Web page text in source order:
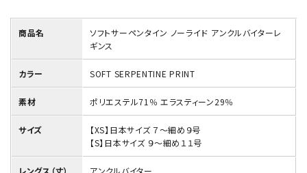
商品名
ソフトサーペンタイン ノーライド アンクルバイターレ
ギンス
カラー SOFT SERPENTINE PRINT
素材 ポリエステル71％ エラスティーン29％
サイズ
【XS】日本サイズ ７～細め９号
【S】日本サイズ ９～細め１１号
レングス（丈） アンクルバイター